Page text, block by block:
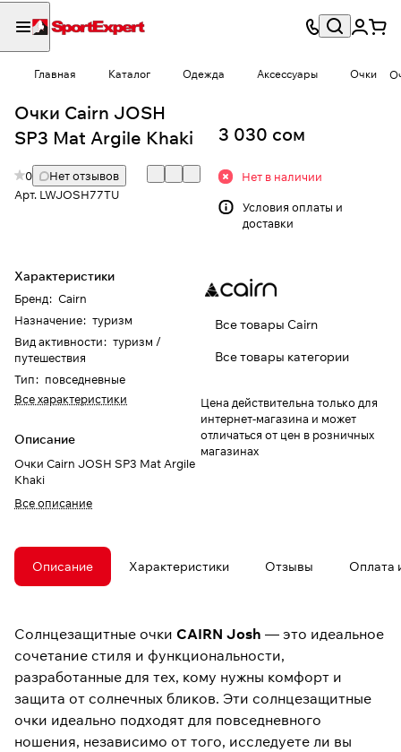
Главная Каталог Одежда Аксессуары Очки
Очки Cairn JOSH
SP3 Mat Argile Khaki
0
Нет отзывов
Арт. LWJOSH77TU
Характеристики
Бренд: Cairn
Назначение: туризм
Вид активности: туризм /
путешествия
Тип: повседневные
Все характеристики
Описание
Очки Cairn JOSH SP3 Mat Argile
Khaki
Все описание
3 030 сом
Нет в наличии
Условия оплаты и
доставки
Все товары Cairn
Все товары категории
Цена действительна только для
интернет-магазина и может
отличаться от цен в розничных
магазинах
Описание Характеристики Отзывы Оплата
Солнцезащитные очки CAIRN Josh — это идеальное
сочетание стиля и функциональности,
разработанные для тех, кому нужны комфорт и
защита от солнечных бликов. Эти солнцезащитные
очки идеально подходят для повседневного
ношения, независимо от того, исследуете ли вы